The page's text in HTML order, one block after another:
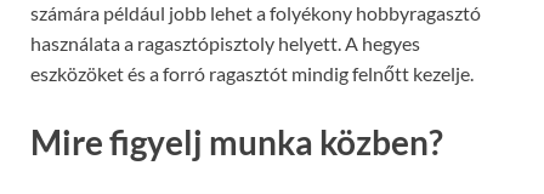
számára például jobb lehet a folyékony hobbyragasztó
használata a ragasztópisztoly helyett. A hegyes
eszközöket és a forró ragasztót mindig felnőtt kezelje.
Mire figyelj munka közben?